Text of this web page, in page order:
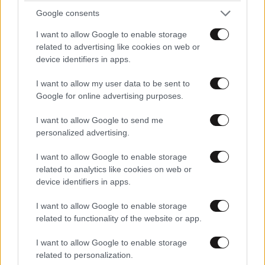
Google consents
I want to allow Google to enable storage
related to advertising like cookies on web or
device identifiers in apps.
I want to allow my user data to be sent to
Google for online advertising purposes.
I want to allow Google to send me
personalized advertising.
I want to allow Google to enable storage
related to analytics like cookies on web or
device identifiers in apps.
I want to allow Google to enable storage
related to functionality of the website or app.
I want to allow Google to enable storage
related to personalization.
Οι άνεμοι θα πνέουν στα δυτικά βορειοδυτικοί 3 με
5 και στο Ιόνιο τοπικά 6 μποφόρ. Στα ανατολικά θα
πνέουν βόρειοι 4 με 6 και στο Αιγαίο τοπικά 7
μποφόρ.
μεταβολή. Θα φτάσει στα ηπειρωτικά τους 36 με 38
βαθμούς, στο Ιόνιο, τα νησιά του Ανατολικού
Αιγαίου, τα Δωδεκάνησα και τη νότια Κρήτη τους 34
με 36 βαθμούς και στην υπόλοιπη νησιωτική χώρα
τους 31 με 33 βαθμούς Κελσίου.
Ο καιρός την Τετάρτη 16-07-2025
Γενικά αίθριος καιρός. Τις μεσημβρινές και
απογευματινές ώρες στα ηπειρωτικά θα